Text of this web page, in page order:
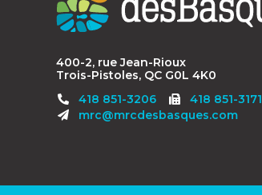
Basques
400-2, rue Jean-Rioux
Trois-Pistoles, QC G0L 4K0
418 851-3206
Télécopieur
:
418 851-3171
mrc@mrcdesbasques.com